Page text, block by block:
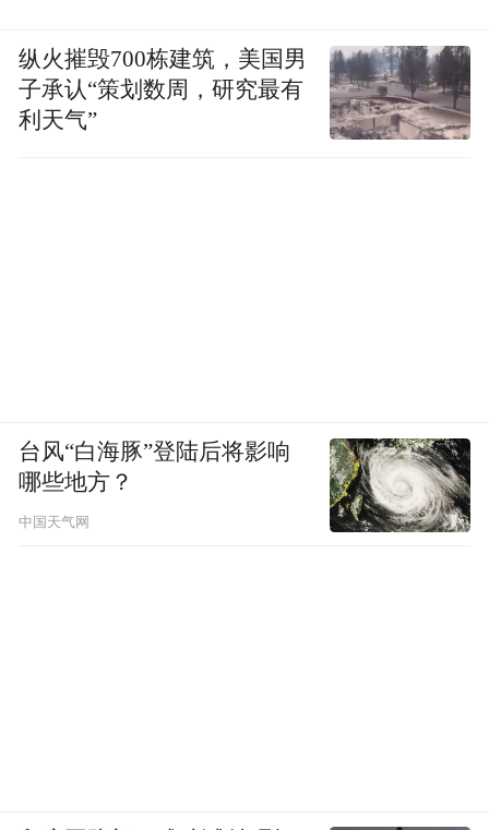
纵火摧毁700栋建筑，美国男
子承认“策划数周，研究最有
利天气”
台风“白海豚”登陆后将影响
哪些地方？
中国天气网